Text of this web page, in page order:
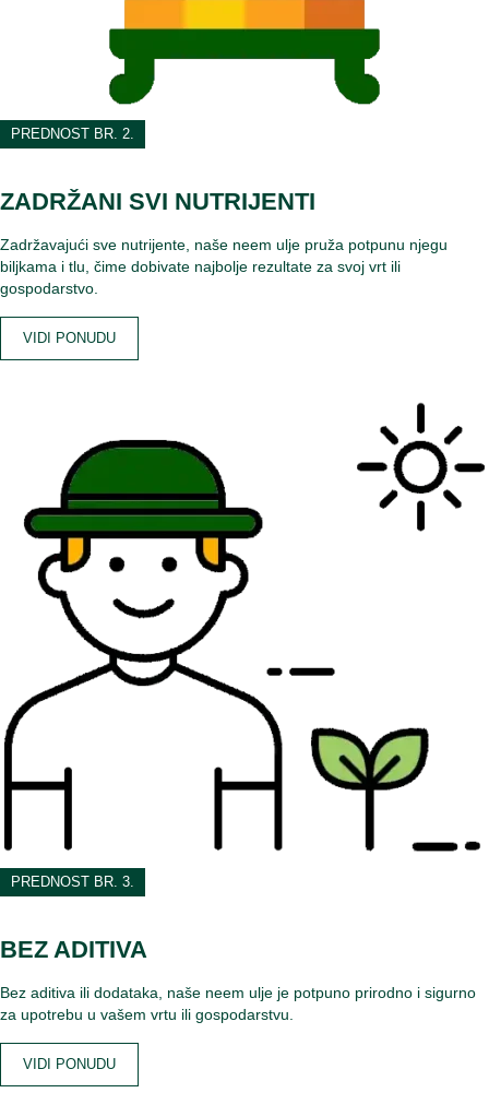
PREDNOST BR. 2.
ZADRŽANI SVI NUTRIJENTI
Zadržavajući sve nutrijente, naše neem ulje pruža potpunu njegu
biljkama i tlu, čime dobivate najbolje rezultate za svoj vrt ili
gospodarstvo.
VIDI PONUDU
PREDNOST BR. 3.
BEZ ADITIVA
Bez aditiva ili dodataka, naše neem ulje je potpuno prirodno i sigurno
za upotrebu u vašem vrtu ili gospodarstvu.
VIDI PONUDU